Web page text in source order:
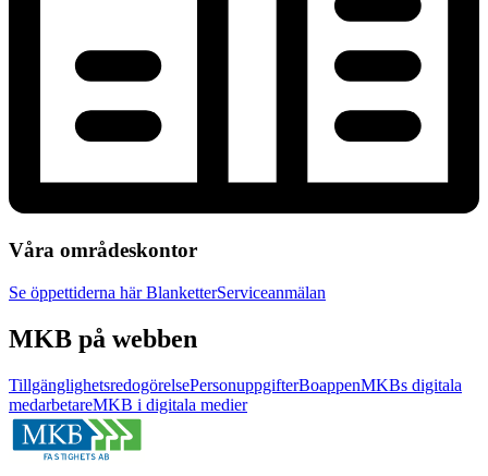
Våra områdeskontor
Se öppettiderna härBlanketterServiceanmälan
MKB på webben
TillgänglighetsredogörelsePersonuppgifterBoappenMKBs digitala
medarbetareMKB i digitala medier